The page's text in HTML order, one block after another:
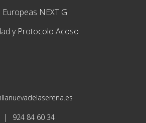
NEXT G
y Protocolo Acoso
| 924 84 60 34